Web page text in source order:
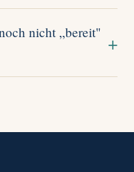
nicht „bereit"